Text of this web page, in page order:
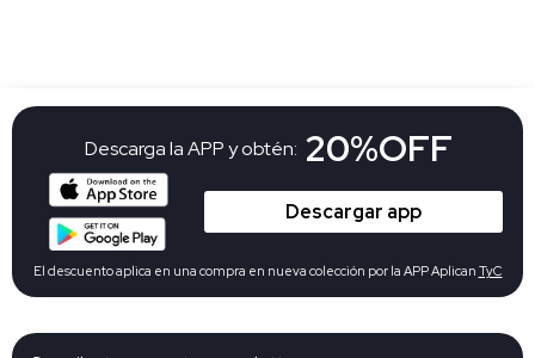
Descarga la APP y obtén: 20%OFF
Descargar app
El descuento aplica en una compra en nueva colección por la APP Aplican TyC